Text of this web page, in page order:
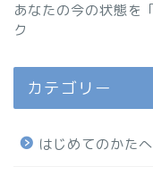
あなたの今の状態を
ク
カテゴリー
はじめてのかたへ